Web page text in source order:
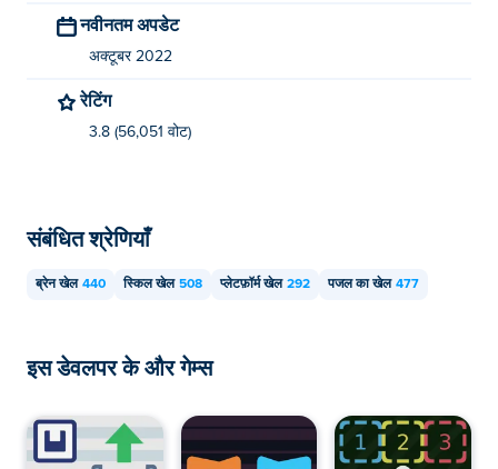
नवीनतम अपडेट
अक्टूबर 2022
रेटिंग
3.8 (56,051 वोट)
संबंधित श्रेणियाँ
ब्रेन खेल 440 स्किल खेल 508 प्लेटफ़ॉर्म खेल 292 पजल का खेल 477
इस डेवलपर के और गेम्स